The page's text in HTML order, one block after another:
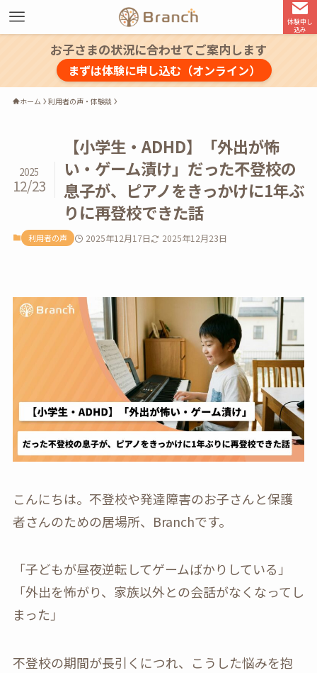
体験申し
込み
お子さまの状況に合わせてご案内します
まずは体験に申し込む（オンライン）
ホーム 利用者の声・体験談
【小学生・ADHD】「外出が怖
い・ゲーム漬け」だった不登校の
息子が、ピアノをきっかけに1年ぶ
りに再登校できた話
2025
12/23
利用者の声 2025年12月17日 2025年12月23日
こんにちは。不登校や発達障害のお子さんと保護
者さんのための居場所、Branchです。
「子どもが昼夜逆転してゲームばかりしている」
「外出を怖がり、家族以外との会話がなくなってし
まった」
不登校の期間が長引くにつれ、こうした悩みを抱